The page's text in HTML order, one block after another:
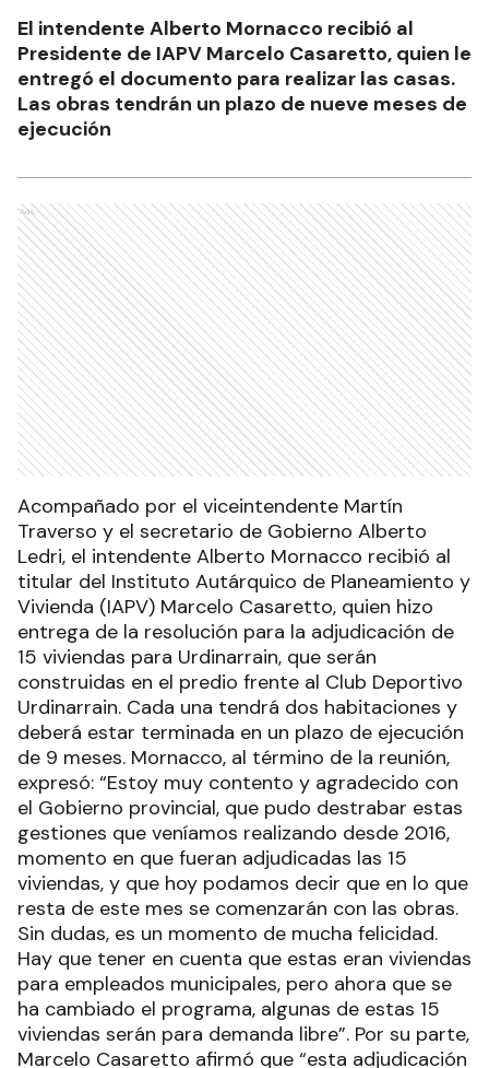
El intendente Alberto Mornacco recibió al
Presidente de IAPV Marcelo Casaretto, quien le
entregó el documento para realizar las casas.
Las obras tendrán un plazo de nueve meses de
ejecución
Ads
Acompañado por el viceintendente Martín
Traverso y el secretario de Gobierno Alberto
Ledri, el intendente Alberto Mornacco recibió al
titular del Instituto Autárquico de Planeamiento y
Vivienda (IAPV) Marcelo Casaretto, quien hizo
entrega de la resolución para la adjudicación de
15 viviendas para Urdinarrain, que serán
construidas en el predio frente al Club Deportivo
Urdinarrain. Cada una tendrá dos habitaciones y
deberá estar terminada en un plazo de ejecución
de 9 meses. Mornacco, al término de la reunión,
expresó: “Estoy muy contento y agradecido con
el Gobierno provincial, que pudo destrabar estas
gestiones que veníamos realizando desde 2016,
momento en que fueran adjudicadas las 15
viviendas, y que hoy podamos decir que en lo que
resta de este mes se comenzarán con las obras.
Sin dudas, es un momento de mucha felicidad.
Hay que tener en cuenta que estas eran viviendas
para empleados municipales, pero ahora que se
ha cambiado el programa, algunas de estas 15
viviendas serán para demanda libre”. Por su parte,
Marcelo Casaretto afirmó que “esta adjudicación